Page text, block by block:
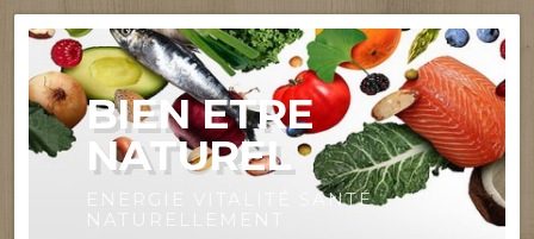
BIEN ETRE
NATUREL
ENERGIE VITALITÉ SANTÉ